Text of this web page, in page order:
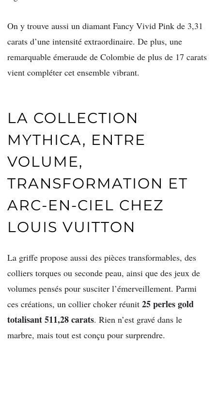
On y trouve aussi un diamant Fancy Vivid Pink de 3,31
carats d’une intensité extraordinaire. De plus, une
remarquable émeraude de Colombie de plus de 17 carats
vient compléter cet ensemble vibrant.
LA COLLECTION
MYTHICA, ENTRE
VOLUME,
TRANSFORMATION ET
ARC-EN-CIEL CHEZ
LOUIS VUITTON
La griffe propose aussi des pièces transformables, des
colliers torques ou seconde peau, ainsi que des jeux de
volumes pensés pour susciter l’émerveillement. Parmi
ces créations, un collier choker réunit 25 perles gold
totalisant 511,28 carats. Rien n’est gravé dans le
marbre, mais tout est conçu pour surprendre.